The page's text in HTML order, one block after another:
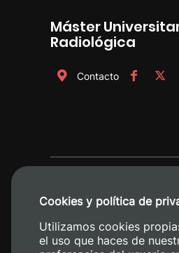
Máster
Radiológica
Contacto
Cookies y política de
Utilizamos cookies
el uso que haces de